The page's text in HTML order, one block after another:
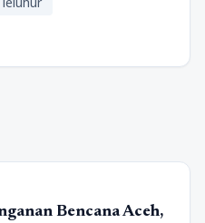
Bencana Aceh,